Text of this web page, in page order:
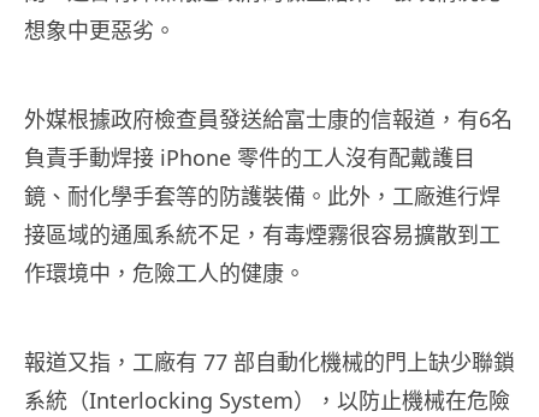
想象中更惡劣。
外媒根據政府檢查員發送給富士康的信報道，有6名
負責手動焊接 iPhone 零件的工人沒有配戴護目
鏡、耐化學手套等的防護裝備。此外，工廠進行焊
接區域的通風系統不足，有毒煙霧很容易擴散到工
作環境中，危險工人的健康。
報道又指，工廠有 77 部自動化機械的門上缺少聯鎖
系統（Interlocking System），以防止機械在危險